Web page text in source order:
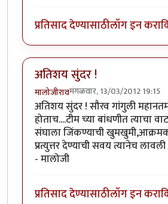
प्रतिसाद देण्यासाठीलॉग इन करा
अतिशय सुंदर !
मालोजीरावमंगळवार, 13/03/2012 19:15
अतिशय सुंदर ! सौरव गांगुली
होताच....टीम च्या बांधणीत त्याचा
संघाला जिंकण्याची
प्रत्युत्तर देण्याची सवय त्यानेच
- मालोजी
प्रतिसाद देण्यासाठीलॉग इन करा